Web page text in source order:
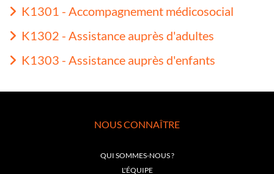
K1301 - Accompagnement médicosocial
K1302 - Assistance auprès d'adultes
K1303 - Assistance auprès d'enfants
NOUS CONNAÎTRE
QUI SOMMES-NOUS ?
L'ÉQUIPE